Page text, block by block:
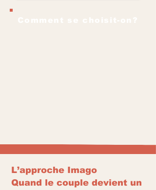
L’approche Imago
Quand le couple devient un